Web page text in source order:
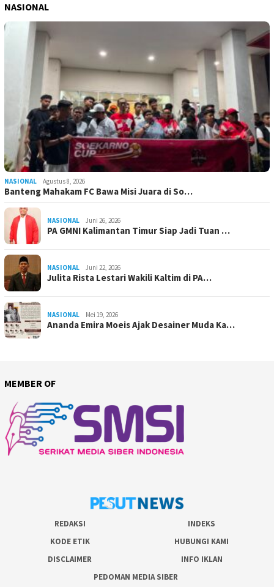
NASIONAL
NASIONAL Agustus 8, 2026
Banteng Mahakam FC Bawa Misi Juara di So…
NASIONAL Juni 26, 2026
PA GMNI Kalimantan Timur Siap Jadi Tuan …
NASIONAL Juni 22, 2026
Julita Rista Lestari Wakili Kaltim di PA…
NASIONAL Mei 19, 2026
Ananda Emira Moeis Ajak Desainer Muda Ka…
MEMBER OF
REDAKSI
INDEKS
KODE ETIK
HUBUNGI KAMI
DISCLAIMER
INFO IKLAN
PEDOMAN MEDIA SIBER